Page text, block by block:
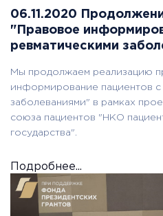
06.11.2020
"Правовое
ревматическими
Мы продолжаем реализацию
информирование пациентов с
заболеваниями" в рамках
союза пациентов "НКО
государства".
Подробнее...